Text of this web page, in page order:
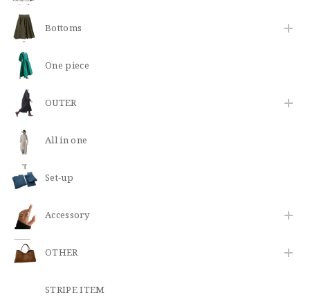
Bottoms
One piece
OUTER
All in one
Set-up
​Accessory
OTHER
STRIPE ITEM